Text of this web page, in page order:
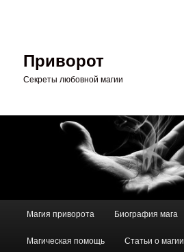
Приворот
Секреты любовной магии
Магия приворота Биография мага
Магическая помощь Статьи о магии